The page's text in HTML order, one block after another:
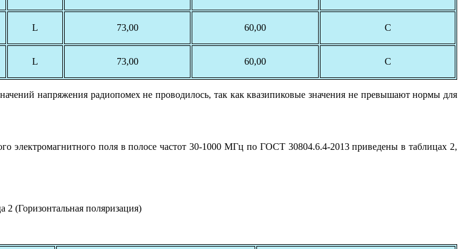
L 73,00 60,00 С
L 73,00 60,00 С
напряжения радиопомех не проводилось, так как квазипиковые значения не превышают нормы для
электромагнитного поля в полосе частот 30-1000 МГц по ГОСТ 30804.6.4-2013 приведены в таблицах 2,
2 (Горизонтальная поляризация)